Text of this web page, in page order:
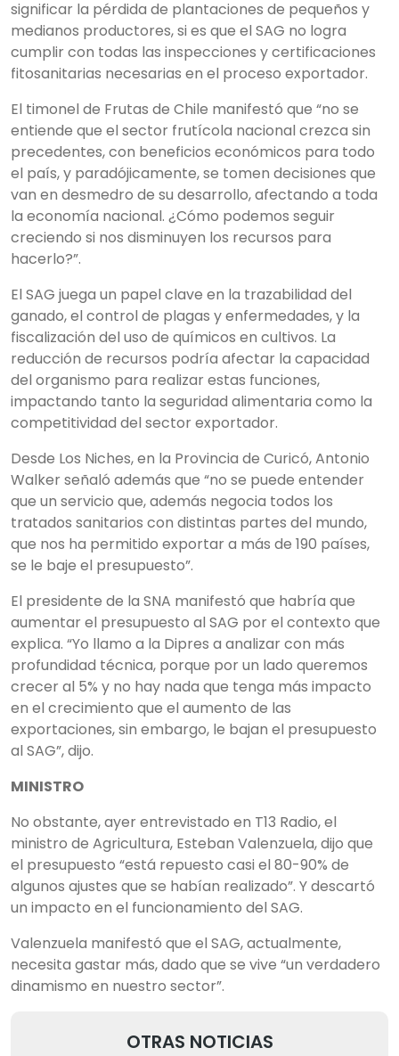
significar la pérdida de plantaciones de pequeños y
medianos productores, si es que el SAG no logra
cumplir con todas las inspecciones y certificaciones
fitosanitarias necesarias en el proceso exportador.
El timonel de Frutas de Chile manifestó que “no se
entiende que el sector frutícola nacional crezca sin
precedentes, con beneficios económicos para todo
el país, y paradójicamente, se tomen decisiones que
van en desmedro de su desarrollo, afectando a toda
la economía nacional. ¿Cómo podemos seguir
creciendo si nos disminuyen los recursos para
hacerlo?”.
El SAG juega un papel clave en la trazabilidad del
ganado, el control de plagas y enfermedades, y la
fiscalización del uso de químicos en cultivos. La
reducción de recursos podría afectar la capacidad
del organismo para realizar estas funciones,
impactando tanto la seguridad alimentaria como la
competitividad del sector exportador.
Desde Los Niches, en la Provincia de Curicó,Antonio
Walker señaló además que “no se puede entender
que un servicio que, además negocia todos los
tratados sanitarios con distintas partes del mundo,
que nos ha permitido exportar a más de 190 países,
se le baje el presupuesto”.
El presidente de la SNA manifestó que habría que
aumentar el presupuesto al SAG por el contexto que
explica. “Yo llamo a la Dipres a analizar con más
profundidad técnica, porque por un lado queremos
crecer al 5% y no hay nada que tenga más impacto
en el crecimiento que el aumento de las
exportaciones, sin embargo, le bajan el presupuesto
al SAG”, dijo.
MINISTRO
No obstante, ayer entrevistado en T13 Radio, el
ministro de Agricultura, Esteban Valenzuela, dijo que
el presupuesto “está repuesto casi el 80-90% de
algunos ajustes que se habían realizado”. Y descartó
un impacto en el funcionamiento del SAG.
Valenzuela manifestó que el SAG, actualmente,
necesita gastar más, dado que se vive “un verdadero
dinamismo en nuestro sector”.
OTRAS NOTICIAS